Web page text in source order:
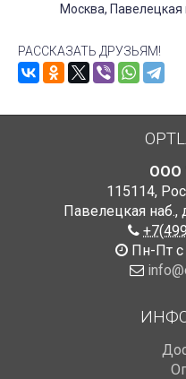
Москва, Павелецкая
РАССКАЗАТЬ ДРУЗЬЯМ!
ООО
115114,
Павелецкая наб.,
Пн-Пт с